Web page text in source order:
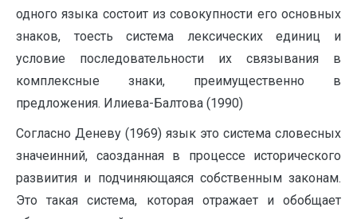
одного языка состоит из совокупности его основных
знаков, тоесть система лексических единиц и
условие последовательности их связывания в
комплексные знаки, преимущественно в
предложения. Илиева-Балтова (1990)
Согласно Деневу (1969) язык это система словесных
значеинний, саозданная в процессе исторического
развиития и подчиняющаяся собственным законам.
Это такая система, которая отражает и обобщает